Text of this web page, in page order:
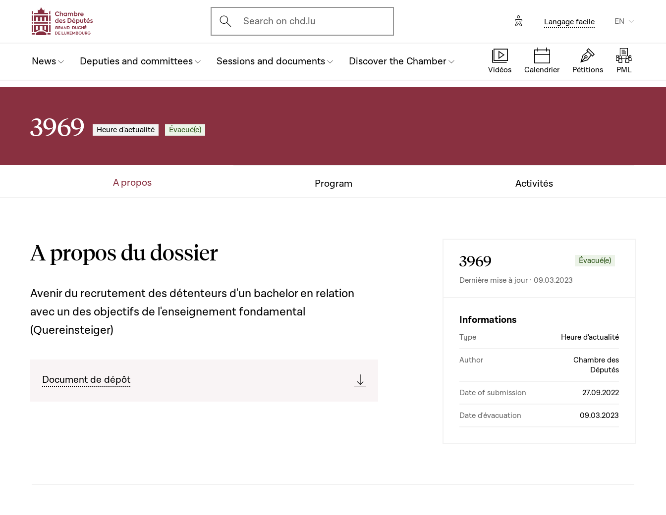
Ouvrir l'écran de recherche
Search on chd.lu Options d'accessibilité
Langage facile EN
News Deputies and committees Sessions and documents Discover the Chamber
Vidéos Calendrier Pétitions PML
3969 Heure d'actualité Évacué(e)
A propos Program Activités
A propos du dossier
Avenir du recrutement des détenteurs d'un bachelor en relation
avec un des objectifs de l'enseignement fondamental
(Quereinsteiger)
Document de dépôt
3969 Évacué(e)
Dernière mise à jour · 09.03.2023
Informations
Type Heure d'actualité
Author
Chambre des
Députés
Date of submission 27.09.2022
Date d'évacuation 09.03.2023